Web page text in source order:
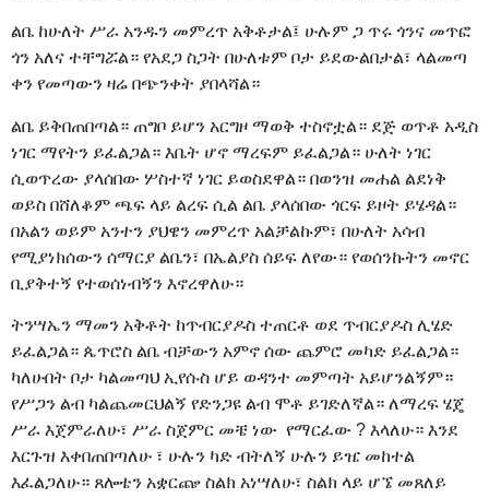
ልቤ ከሁለት ሥራ አንዱን መምረጥ አቅቶታል፤ ሁሉም ጋ ጥሩ ጎንና መጥፎ
ጎን አለና ተቸግሯል። የአደጋ ስጋት በሁለቱም ቦታ ይደውልበታል፣ ላልመጣ
ቀን የመጣውን ዛሬ በጭንቀት ያበላሻል።
ልቤ ይቅበጠበጣል። ጠግቦ ይሆን አርግዞ ማወቅ ተስኖቷል። ደጅ ወጥቶ አዲስ
ነገር ማየትን ይፈልጋል። እቤት ሆኖ ማረፍም ይፈልጋል። ሁለት ነገር
ሲወጥረው ያላሰበው ሦስተኛ ነገር ይወስደዋል። በወንዝ መሐል ልደነቅ
ወይስ በሸለቆም ጫፍ ላይ ልረፍ ሲል ልቤ ያላሰበው ጎርፍ ይዞት ይሄዳል።
በአልን ወይም አንተን ያህዌን መምረጥ አልቻልኩም፣ በሁለት አሳብ
የሚያነክሰውን ሰማርያ ልቤን፣ በኤልያስ ሰይፍ ለየው። የወሰንኩትን መኖር
ቢያቅተኝ የተወሰነብኝን እኖረዋለሁ።
ትንሣኤን ማመን አቅቶት ከጥብርያዶስ ተጠርቶ ወደ ጥብርያዶስ ሊሄድ
ይፈልጋል። ጴጥሮስ ልቤ ብቻውን አምኖ ሰው ጨምሮ መካድ ይፈልጋል።
ካለሁበት ቦታ ካልመጣህ ኢየሱስ ሆይ ወዳንተ መምጣት አይሆንልኝም።
የሥጋን ልብ ካልጨመርህልኝ የድንጋዩ ልብ ሞቶ ይገድለኛል። ለማረፍ ሄጄ
ሥራ እጀምራለሁ፣ ሥራ ስጀምር መቼ ነው የማርፈው ? እላለሁ። እንደ
እርጉዝ እቀበጠበጣለሁ ፣ ሁሉን ካድ ብትለኝ ሁሉን ይዤ መከተል
እፈልጋለሁ። ጸሎቴን አቋርጬ ስልክ አነሣለሁ፣ ስልክ ላይ ሆኜ መጸለይ